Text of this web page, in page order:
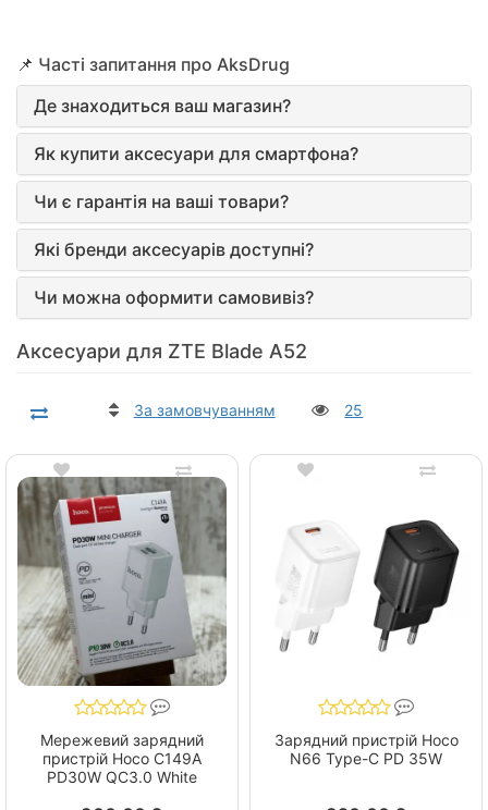
📌 Часті запитання про AksDrug
Де знаходиться ваш магазин?
Як купити аксесуари для смартфона?
Чи є гарантія на ваші товари?
Які бренди аксесуарів доступні?
Чи можна оформити самовивіз?
Аксесуари для ZTE Blade A52
За замовчуванням 25
Мережевий зарядний
пристрій Hoco C149A
PD30W QC3.0 White
Зарядний пристрій Hoco
N66 Type-C PD 35W